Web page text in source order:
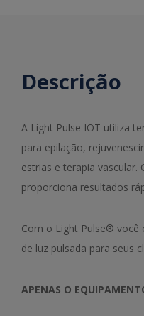
Descrição
A Light Pulse IOT utiliza
para epilação,
estrias e terapia vascular.
proporciona resultados
Com o Light Pulse® você
de luz pulsada para seus
APENAS O